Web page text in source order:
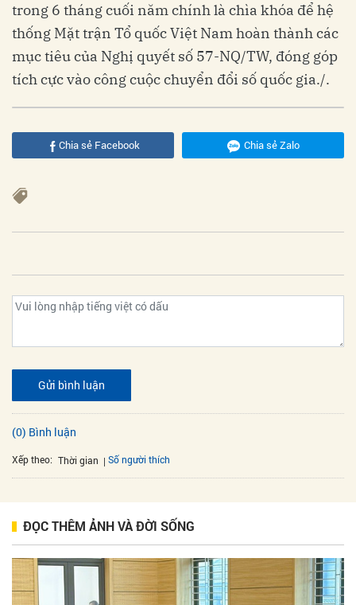
trong 6 tháng cuối năm chính là chìa khóa để hệ
thống Mặt trận Tổ quốc Việt Nam hoàn thành các
mục tiêu của Nghị quyết số 57-NQ/TW, đóng góp
tích cực vào công cuộc chuyển đổi số quốc gia./.
Chia sẻ Facebook Chia sẻ Zalo
Gửi bình luận
(0) Bình luận
Xếp theo: Thời gian Số người thích
ĐỌC THÊM ẢNH VÀ ĐỜI SỐNG